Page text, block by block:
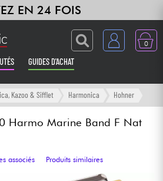
EN 24 FOIS
0
GUIDES D'ACHAT
Kazoo & Sifflet Harmonica Hohner
Harmo Marine Band F Nat
associés
Produits similaires